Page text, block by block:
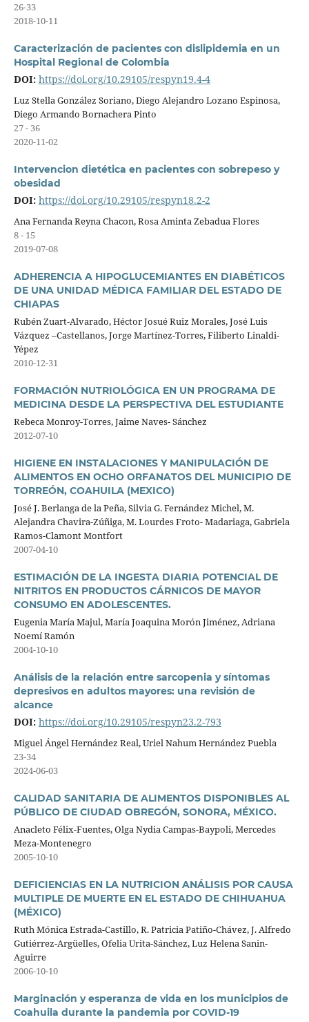
26-33
2018-10-11
Caracterización de pacientes con dislipidemia en un
Hospital Regional de Colombia
DOI: https://doi.org/10.29105/respyn19.4-4
Luz Stella González Soriano, Diego Alejandro Lozano Espinosa,
Diego Armando Bornachera Pinto
27 - 36
2020-11-02
Intervencion dietética en pacientes con sobrepeso y
obesidad
DOI: https://doi.org/10.29105/respyn18.2-2
Ana Fernanda Reyna Chacon, Rosa Aminta Zebadua Flores
8 - 15
2019-07-08
ADHERENCIA A HIPOGLUCEMIANTES EN DIABÉTICOS
DE UNA UNIDAD MÉDICA FAMILIAR DEL ESTADO DE
CHIAPAS
Rubén Zuart-Alvarado, Héctor Josué Ruiz Morales, José Luis
Vázquez –Castellanos, Jorge Martínez-Torres, Filiberto Linaldi-
Yépez
2010-12-31
FORMACIÓN NUTRIOLÓGICA EN UN PROGRAMA DE
MEDICINA DESDE LA PERSPECTIVA DEL ESTUDIANTE
Rebeca Monroy-Torres, Jaime Naves- Sánchez
2012-07-10
HIGIENE EN INSTALACIONES Y MANIPULACIÓN DE
ALIMENTOS EN OCHO ORFANATOS DEL MUNICIPIO DE
TORREÓN, COAHUILA (MEXICO)
José J. Berlanga de la Peña, Silvia G. Fernández Michel, M.
Alejandra Chavira-Zúñiga, M. Lourdes Froto- Madariaga, Gabriela
Ramos-Clamont Montfort
2007-04-10
ESTIMACIÓN DE LA INGESTA DIARIA POTENCIAL DE
NITRITOS EN PRODUCTOS CÁRNICOS DE MAYOR
CONSUMO EN ADOLESCENTES.
Eugenia María Majul, María Joaquina Morón Jiménez, Adriana
Noemí Ramón
2004-10-10
Análisis de la relación entre sarcopenia y síntomas
depresivos en adultos mayores: una revisión de
alcance
DOI: https://doi.org/10.29105/respyn23.2-793
Miguel Ángel Hernández Real, Uriel Nahum Hernández Puebla
23-34
2024-06-03
CALIDAD SANITARIA DE ALIMENTOS DISPONIBLES AL
PÚBLICO DE CIUDAD OBREGÓN, SONORA, MÉXICO.
Anacleto Félix-Fuentes, Olga Nydia Campas-Baypoli, Mercedes
Meza-Montenegro
2005-10-10
DEFICIENCIAS EN LA NUTRICION ANÁLISIS POR CAUSA
MULTIPLE DE MUERTE EN EL ESTADO DE CHIHUAHUA
(MÉXICO)
Ruth Mónica Estrada-Castillo, R. Patricia Patiño-Chávez, J. Alfredo
Gutiérrez-Argüelles, Ofelia Urita-Sánchez, Luz Helena Sanin-
Aguirre
2006-10-10
Marginación y esperanza de vida en los municipios de
Coahuila durante la pandemia por COVID-19